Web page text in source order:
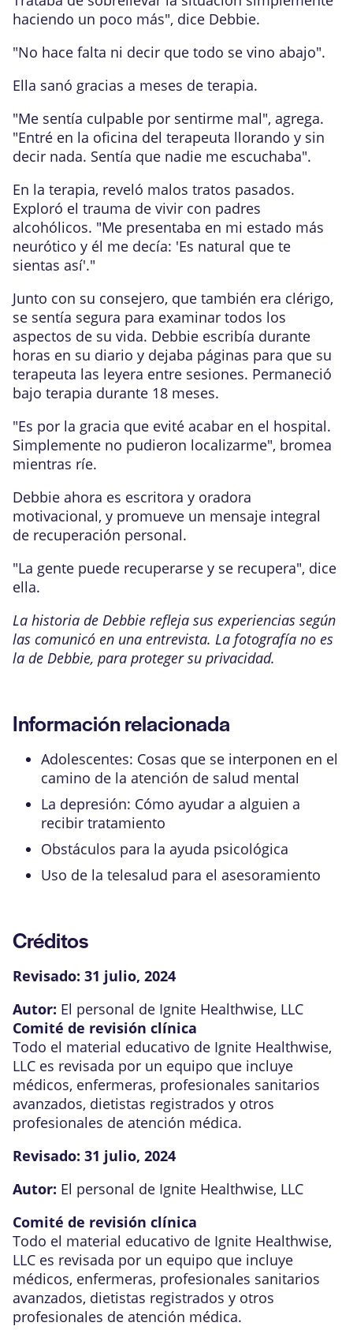
haciendo un poco más", dice Debbie.
"No hace falta ni decir que todo se vino abajo".
Ella sanó gracias a meses de terapia.
"Me sentía culpable por sentirme mal", agrega.
"Entré en la oficina del terapeuta llorando y sin
decir nada. Sentía que nadie me escuchaba".
En la terapia, reveló malos tratos pasados.
Exploró el trauma de vivir con padres
alcohólicos. "Me presentaba en mi estado más
neurótico y él me decía: 'Es natural que te
sientas así'."
Junto con su consejero, que también era clérigo,
se sentía segura para examinar todos los
aspectos de su vida. Debbie escribía durante
horas en su diario y dejaba páginas para que su
terapeuta las leyera entre sesiones. Permaneció
bajo terapia durante 18 meses.
"Es por la gracia que evité acabar en el hospital.
Simplemente no pudieron localizarme", bromea
mientras ríe.
Debbie ahora es escritora y oradora
motivacional, y promueve un mensaje integral
de recuperación personal.
"La gente puede recuperarse y se recupera", dice
ella.
La historia de Debbie refleja sus experiencias según
las comunicó en una entrevista. La fotografía no es
la de Debbie, para proteger su privacidad.
Información relacionada
Adolescentes: Cosas que se interponen en el
camino de la atención de salud mental
La depresión: Cómo ayudar a alguien a
recibir tratamiento
Obstáculos para la ayuda psicológica
Uso de la telesalud para el asesoramiento
Créditos
Revisado: 31 julio, 2024
Autor: El personal de Ignite Healthwise, LLC
Comité de revisión clínica
Todo el material educativo de Ignite Healthwise,
LLC es revisada por un equipo que incluye
médicos, enfermeras, profesionales sanitarios
avanzados, dietistas registrados y otros
profesionales de atención médica.
Revisado: 31 julio, 2024
Autor: El personal de Ignite Healthwise, LLC
Comité de revisión clínica
Todo el material educativo de Ignite Healthwise,
LLC es revisada por un equipo que incluye
médicos, enfermeras, profesionales sanitarios
avanzados, dietistas registrados y otros
profesionales de atención médica.